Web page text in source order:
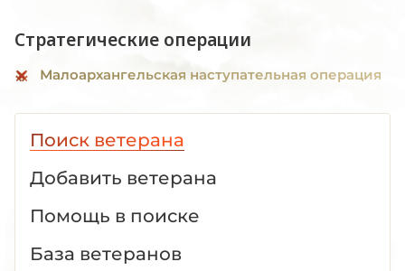
Стратегические операции
Малоархангельская наступательная операция
Поиск ветерана
Добавить ветерана
Помощь в поиске
База ветеранов